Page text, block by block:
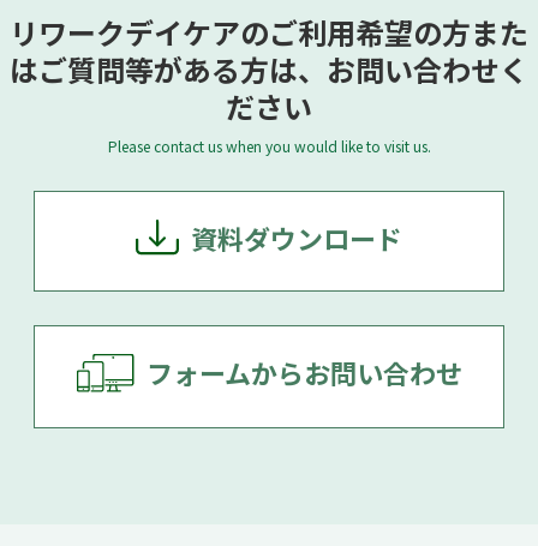
リワークデイケアのご利用希望の方また
はご質問等がある方は、お問い合わせく
ださい
Please contact us when you would like to visit us.
資料ダウンロード
フォームからお問い合わせ